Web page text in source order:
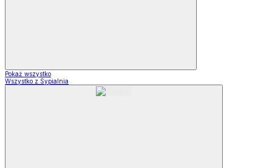
Pokaż wszystko
Wszystko z Sypialnia